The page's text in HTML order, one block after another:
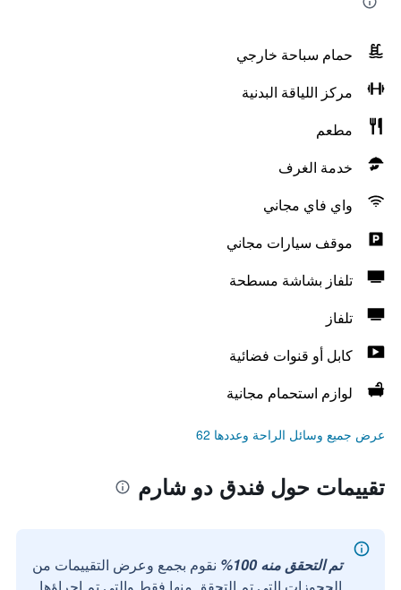
حمام سباحة خارجي
مركز اللياقة البدنية
مطعم
خدمة الغرف
واي فاي مجاني
موقف سيارات مجاني
تلفاز بشاشة مسطحة
تلفاز
كابل أو قنوات فضائية
لوازم استحمام مجانية
عرض جميع وسائل الراحة وعددها 62
تقييمات حول فندق دو شارم
تم التحقق منه 100%
نقوم بجمع وعرض التقييمات من